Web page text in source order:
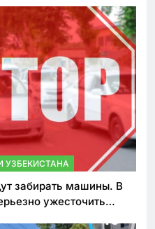
УЗБЕКИСТАНА
забирать машины. В
ужесточить